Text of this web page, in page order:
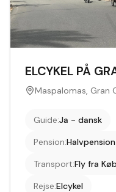
ELCYKEL PÅ
Maspalomas, Gran
Guide:Ja - dansk
Pension:
Transport:Fly fra
Rejse:Elcykel